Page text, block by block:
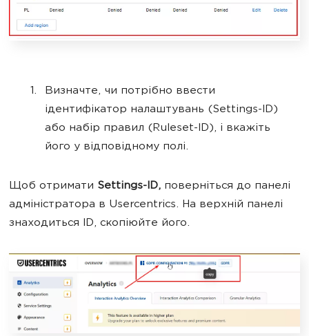
Визначте, чи потрібно ввести
ідентифікатор налаштувань (Settings-ID)
або набір правил (Ruleset-ID), і вкажіть
його у відповідному полі.
Щоб отримати Settings-ID, поверніться до панелі
адміністратора в Usercentrics. На верхній панелі
знаходиться ID, скопіюйте його.